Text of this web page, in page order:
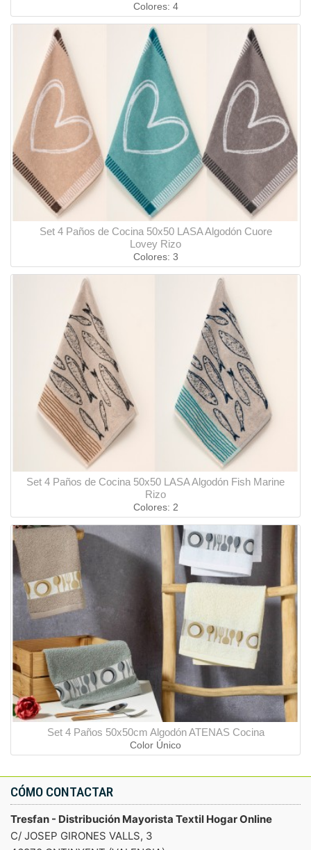
Colores: 4
Set 4 Paños de Cocina 50x50 LASA Algodón Cuore
Lovey Rizo
Colores: 3
Set 4 Paños de Cocina 50x50 LASA Algodón Fish Marine
Rizo
Colores: 2
Set 4 Paños 50x50cm Algodón ATENAS Cocina
Color Único
CÓMO CONTACTAR
Tresfan - Distribución Mayorista Textil Hogar Online
C/ JOSEP GIRONES VALLS, 3